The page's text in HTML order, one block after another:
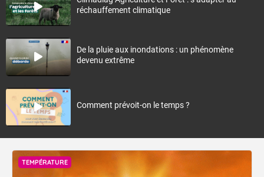
réchauffement climatique
De la pluie aux inondations : un phénomène
devenu extrême
Comment prévoit-on le temps ?
TEMPÉRATURE